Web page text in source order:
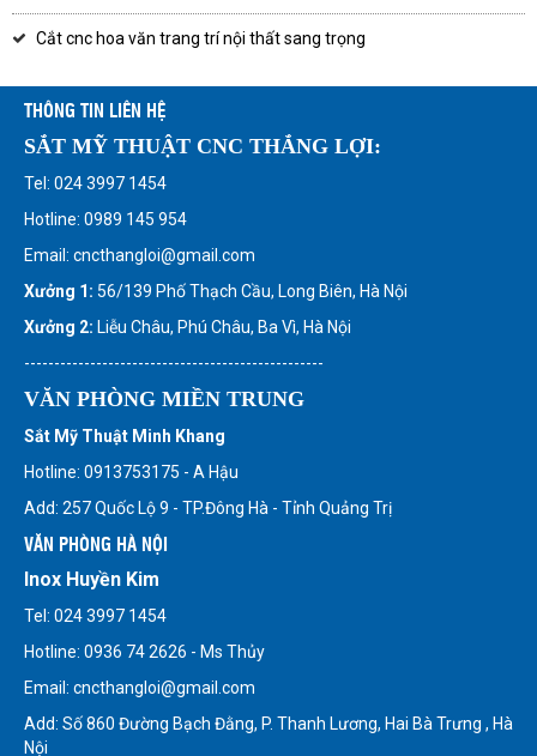
Cắt cnc hoa văn trang trí nội thất sang trọng
THÔNG TIN LIÊN HỆ
SẮT MỸ THUẬT CNC THẮNG LỢI:
Tel: 024 3997 1454
Hotline: 0989 145 954
Email: cncthangloi@gmail.com
Xưởng 1: 56/139 Phố Thạch Cầu, Long Biên, Hà Nội
Xưởng 2: Liễu Châu, Phú Châu, Ba Vì, Hà Nội
--------------------------------------------------
VĂN PHÒNG MIỀN TRUNG
Sắt Mỹ Thuật Minh Khang
Hotline: 0913753175 - A Hậu
Add: 257 Quốc Lộ 9 - TP.Đông Hà - Tỉnh Quảng Trị
VĂN PHÒNG HÀ NỘI
Inox Huyền Kim
Tel: 024 3997 1454
Hotline: 0936 74 2626 - Ms Thủy
Email: cncthangloi@gmail.com
Add: Số 860 Đường Bạch Đằng, P. Thanh Lương, Hai Bà Trưng , Hà
Nội